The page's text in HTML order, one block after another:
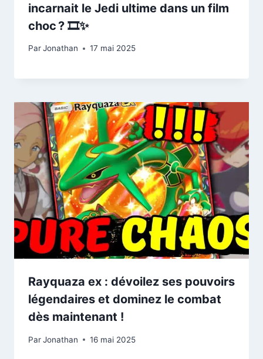
incarnait le Jedi ultime dans un film
choc ? 🎞️✨
ParJonathan 17 mai 2025
Rayquaza ex : dévoilez ses pouvoirs
légendaires et dominez le combat
dès maintenant !
ParJonathan 16 mai 2025